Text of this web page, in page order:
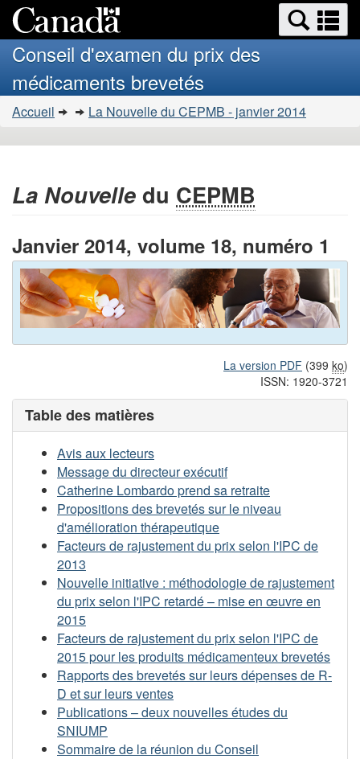
au
contenu
principal
HTML
simplifiée
Search
and
menus
Conseil d'examen du prix des
médicaments brevetés
Vous
�tes
ici
Accueil La Nouvelle du CEPMB - janvier 2014
La Nouvelle du CEPMB
Janvier 2014, volume 18, numéro 1
La version PDF (399 ko)
ISSN: 1920-3721
Table des matières
Avis aux lecteurs
Message du directeur exécutif
Catherine Lombardo prend sa retraite
Propositions des brevetés sur le niveau
d'amélioration thérapeutique
Facteurs de rajustement du prix selon l'IPC de
2013
Nouvelle initiative : méthodologie de rajustement
du prix selon l'IPC retardé – mise en œuvre en
2015
Facteurs de rajustement du prix selon l'IPC de
2015 pour les produits médicamenteux brevetés
Rapports des brevetés sur leurs dépenses de R-
D et sur leurs ventes
Publications – deux nouvelles études du
SNIUMP
Sommaire de la réunion du Conseil